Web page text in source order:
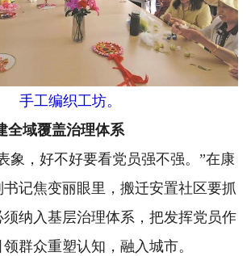
手工编织工坊。
全域覆盖治理体系
，好不好要看党员强不强。”在康
书记焦变丽眼里，搬迁安置社区要抓
纳入基层治理体系，把发挥党员作
群众重塑认知，融入城市。